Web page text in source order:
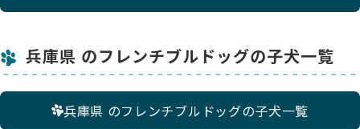
兵庫県 のフレンチブルドッグの子犬一覧
兵庫県 のフレンチブルドッグの子犬一覧